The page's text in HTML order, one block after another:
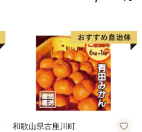
ん 和歌山 ご家庭用
和歌山県古座川町